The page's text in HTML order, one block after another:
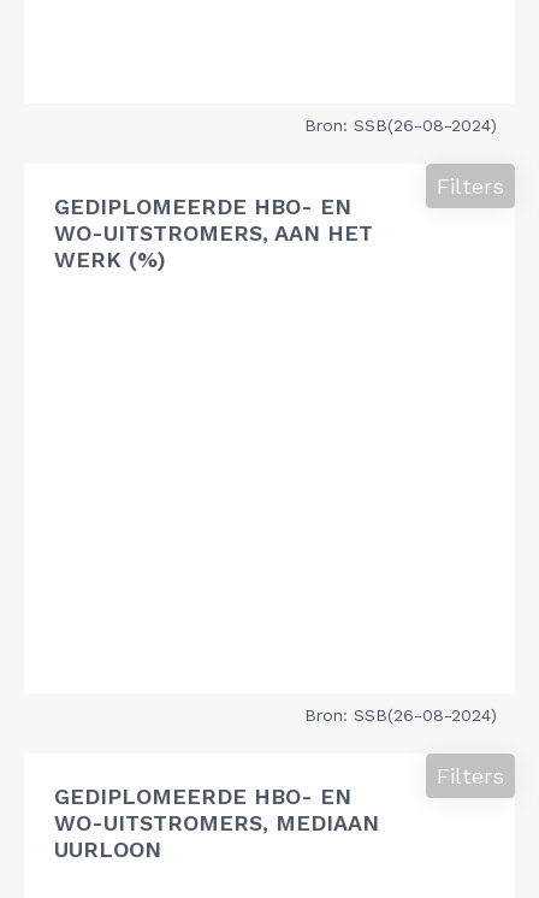
Bron: SSB(26-08-2024)
GEDIPLOMEERDE HBO- EN
WO-UITSTROMERS, AAN HET
WERK (%)
Filters
Bron: SSB(26-08-2024)
GEDIPLOMEERDE HBO- EN
WO-UITSTROMERS, MEDIAAN
UURLOON
Filters